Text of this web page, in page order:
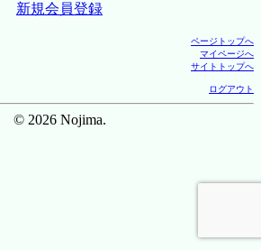
新規会員登録
ページトップへ
マイページへ
サイトトップへ
ログアウト
© 2026 Nojima.